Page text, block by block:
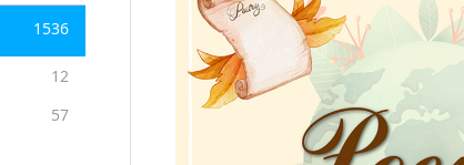
1536
12
57